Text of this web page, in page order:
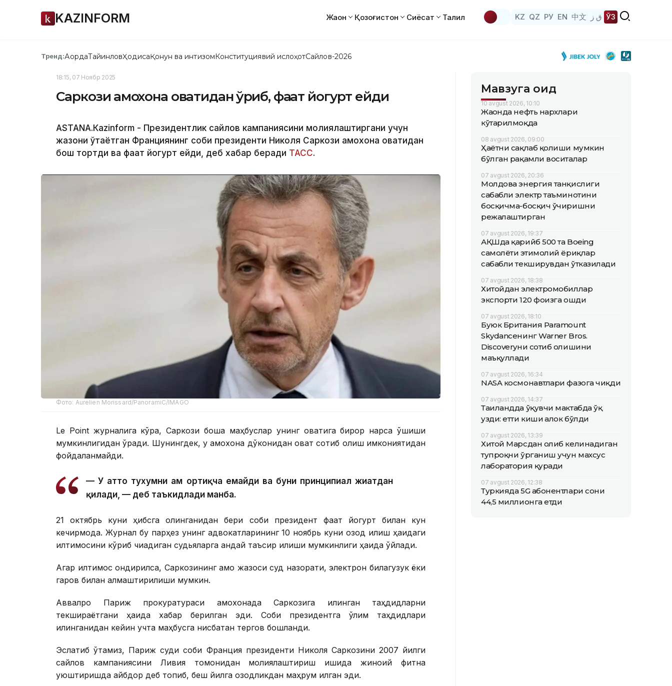
KAZINFORM Жаҳон Қозоғистон Сиёсат Таҳлил KZ QZ РУ EN 中文 ق ز ЎЗ
Тренд:АқордаТайинловҲодисаҚонун ва интизомКонституциявий ислоҳотСайлов-2026
18:15, 07 Ноябр 2025
Саркози қамоқхона овқатидан қўрқиб, фақат йогурт ейди
АSTANА.Кazinform - Президентлик сайлов кампаниясини молиялаштиргани учун
жазони ўтаётган Франциянинг собиқ президенти Николя Саркози қамоқхона овқатидан
бош тортди ва фақат йогурт ейди, деб хабар беради ТАСС.
Фото: Aurelien Morissard/PanoramiC/IMAGO
Le Point журналига кўра, Саркози бошқа маҳбуслар унинг овқатига бирор нарса қўшиши
мумкинлигидан қўрқади. Шунингдек, у қамоқхона дўконидан овқат сотиб олиш имкониятидан
фойдаланмайди.
— У ҳатто тухумни ҳам ортиқча емайди ва буни принципиал жиҳатдан
қилади, — деб таъкидлади манба.
21 октябрь куни ҳибсга олинганидан бери собиқ президент фақат йогурт билан кун
кечирмоқда. Журнал бу парҳез унинг адвокатларининг 10 ноябрь куни озод қилиш ҳақидаги
илтимосини кўриб чиқадиган судьяларга қандай таъсир қилиши мумкинлиги ҳақида ўйлади.
Агар илтимос қондирилса, Саркозининг қамоқ жазоси суд назорати, электрон билагузук ёки
гаров билан алмаштирилиши мумкин.
Аввалроқ Париж прокуратураси қамоқхонада Саркозига қилинган таҳдидларни
текшираётгани ҳақида хабар берилган эди. Собиқ президентга ўлим таҳдидлари
қилинганидан кейин учта маҳбусга нисбатан тергов бошланди.
Эслатиб ўтамиз, Париж суди собиқ Франция президенти Николя Саркозини 2007 йилги
сайлов кампаниясини Ливия томонидан молиялаштириш ишида жиноий фитна
уюштиришда айбдор деб топиб, беш йилга озодликдан маҳрум қилган эди.
Мавзуга оид
10 avgust 2026, 10:10
Жаҳонда нефть нархлари
кўтарилмоқда
08 avgust 2026, 09:00
Ҳаётни сақлаб қолиши мумкин
бўлган рақамли воситалар
07 avgust 2026, 20:36
Молдова энергия танқислиги
сабабли электр таъминотини
босқичма-босқич ўчиришни
режалаштирган
07 avgust 2026, 19:37
АҚШда қарийб 500 та Boeing
самолёти эҳтимолий ёриқлар
сабабли текширувдан ўтказилади
07 avgust 2026, 18:38
Хитойдан электромобиллар
экспорти 120 фоизга ошди
07 avgust 2026, 18:10
Буюк Британия Paramount
Skydanceнинг Warner Bros.
Discoveryни сотиб олишини
маъқуллади
07 avgust 2026, 16:34
NASA космонавтлари фазога чиқди
07 avgust 2026, 14:37
Таиландда ўқувчи мактабда ўқ
узди: етти киши ҳалок бўлди
07 avgust 2026, 13:39
Хитой Марсдан олиб келинадиган
тупроқни ўрганиш учун махсус
лаборатория қуради
07 avgust 2026, 12:38
Туркияда 5G абонентлари сони
44,5 миллионга етди